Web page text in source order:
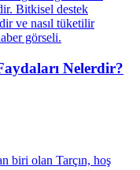
Nelerdir?